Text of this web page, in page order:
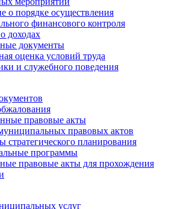
о порядке осуществления
финансового контроля
доходах
документы
оценка условий труда
и служебного поведения
правовые акты
правовых актов
стратегического планирования
программы
правовые акты для прохождения
услуг